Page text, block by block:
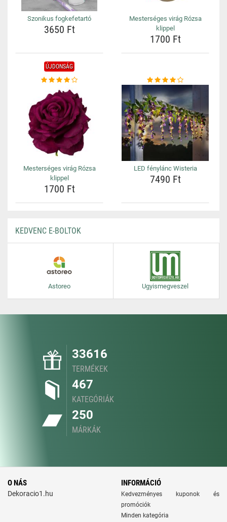
Szonikus fogkefetartó
3650 Ft
Mesterséges virág Rózsa
klippel
1700 Ft
ÚJDONSÁG
Mesterséges virág Rózsa
klippel
1700 Ft
LED fénylánc Wisteria
7490 Ft
KEDVENC E-BOLTOK
Astoreo Ugyismegveszel
33616
TERMÉKEK
467
KATEGÓRIÁK
250
MÁRKÁK
O NÁS
Dekoracio1.hu
INFORMÁCIÓ
Kedvezményes kuponok és
promóciók
Minden kategória